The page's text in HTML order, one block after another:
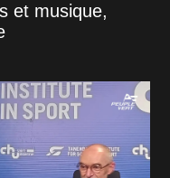
et musique,